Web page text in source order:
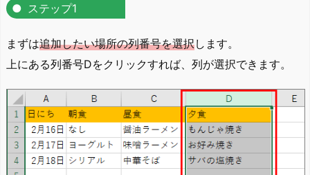
ステップ1
まずは追加したい場所の列番号を選択します。
上にある列番号Dをクリックすれば、列が選択できます。